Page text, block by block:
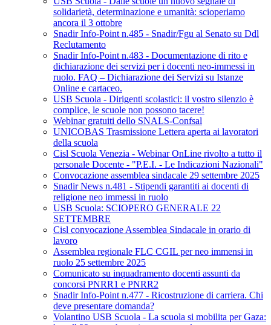
solidarietà, determinazione e umanità: scioperiamo
ancora il 3 ottobre
Snadir Info-Point n.485 - Snadir/Fgu al Senato su Ddl
Reclutamento
Snadir Info-Point n.483 - Documentazione di rito e
dichiarazione dei servizi per i docenti neo-immessi in
ruolo. FAQ – Dichiarazione dei Servizi su Istanze
Online e cartaceo.
USB Scuola - Dirigenti scolastici: il vostro silenzio è
complice, le scuole non possono tacere!
Webinar gratuiti dello SNALS-Confsal
UNICOBAS Trasmissione Lettera aperta ai lavoratori
della scuola
Cisl Scuola Venezia - Webinar OnLine rivolto a tutto il
personale Docente - "P.E.I. - Le Indicazioni Nazionali"
Convocazione assemblea sindacale 29 settembre 2025
Snadir News n.481 - Stipendi garantiti ai docenti di
religione neo immessi in ruolo
USB Scuola: SCIOPERO GENERALE 22
SETTEMBRE
Cisl convocazione Assemblea Sindacale in orario di
lavoro
Assemblea regionale FLC CGIL per neo immensi in
ruolo 25 settembre 2025
Comunicato su inquadramento docenti assunti da
concorsi PNRR1 e PNRR2
Snadir Info-Point n.477 - Ricostruzione di carriera. Chi
deve presentare domanda?
Volantino USB Scuola - La scuola si mobilita per Gaza: